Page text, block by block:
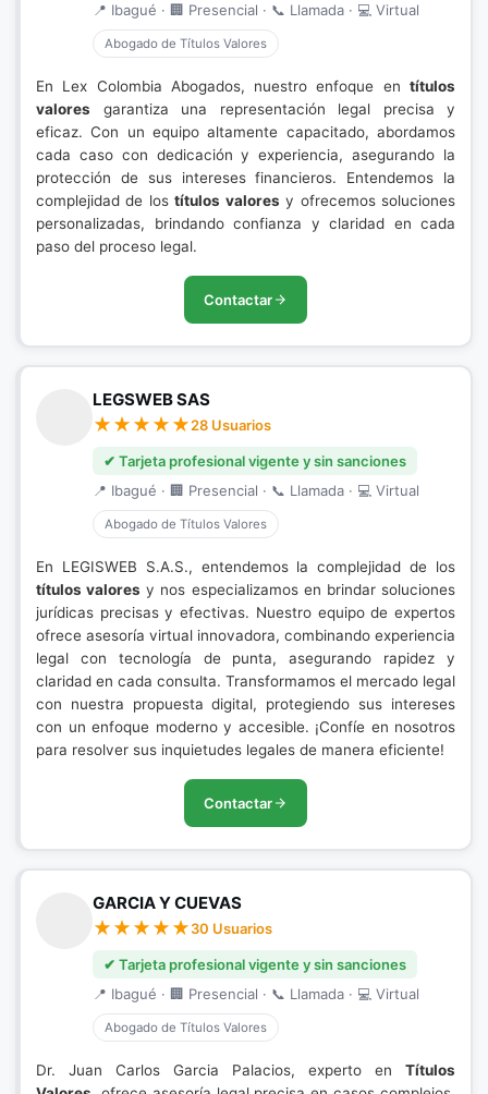
📍 Ibagué · 🏢 Presencial · 📞 Llamada · 💻 Virtual
Abogado de Títulos Valores
En Lex Colombia Abogados, nuestro enfoque en títulos
valores garantiza una representación legal precisa y
eficaz. Con un equipo altamente capacitado, abordamos
cada caso con dedicación y experiencia, asegurando la
protección de sus intereses financieros. Entendemos la
complejidad de lostítulos valores y ofrecemos soluciones
personalizadas, brindando confianza y claridad en cada
paso del proceso legal.
Contactar
LEGSWEB SAS
28 Usuarios
✔ Tarjeta profesional vigente y sin sanciones
📍 Ibagué · 🏢 Presencial · 📞 Llamada · 💻 Virtual
Abogado de Títulos Valores
En LEGISWEB S.A.S., entendemos la complejidad de los
títulos valores y nos especializamos en brindar soluciones
jurídicas precisas y efectivas. Nuestro equipo de expertos
ofrece asesoría virtual innovadora, combinando experiencia
legal con tecnología de punta, asegurando rapidez y
claridad en cada consulta. Transformamos el mercado legal
con nuestra propuesta digital, protegiendo sus intereses
con un enfoque moderno y accesible. ¡Confíe en nosotros
para resolver sus inquietudes legales de manera eficiente!
Contactar
GARCIA Y CUEVAS
30 Usuarios
✔ Tarjeta profesional vigente y sin sanciones
📍 Ibagué · 🏢 Presencial · 📞 Llamada · 💻 Virtual
Abogado de Títulos Valores
Dr. Juan Carlos Garcia Palacios, experto en Títulos